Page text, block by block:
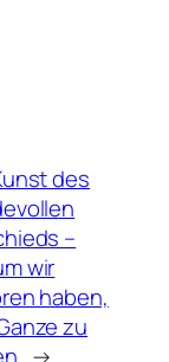
des
–
wir
haben,
zu